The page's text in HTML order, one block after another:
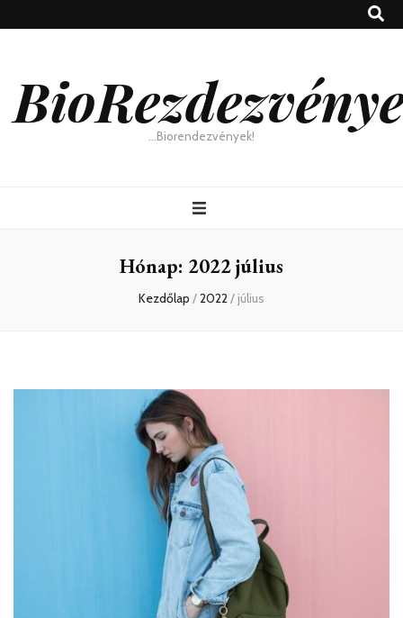
…Biorendezvények!
Hónap: 2022 július
Kezdőlap /2022/ július